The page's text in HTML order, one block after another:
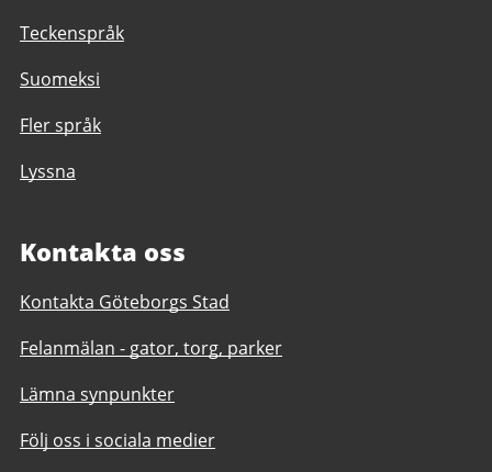
Teckenspråk
Suomeksi
Fler språk
Lyssna
Kontakta oss
Kontakta Göteborgs Stad
Felanmälan - gator, torg, parker
Lämna synpunkter
Följ oss i sociala medier